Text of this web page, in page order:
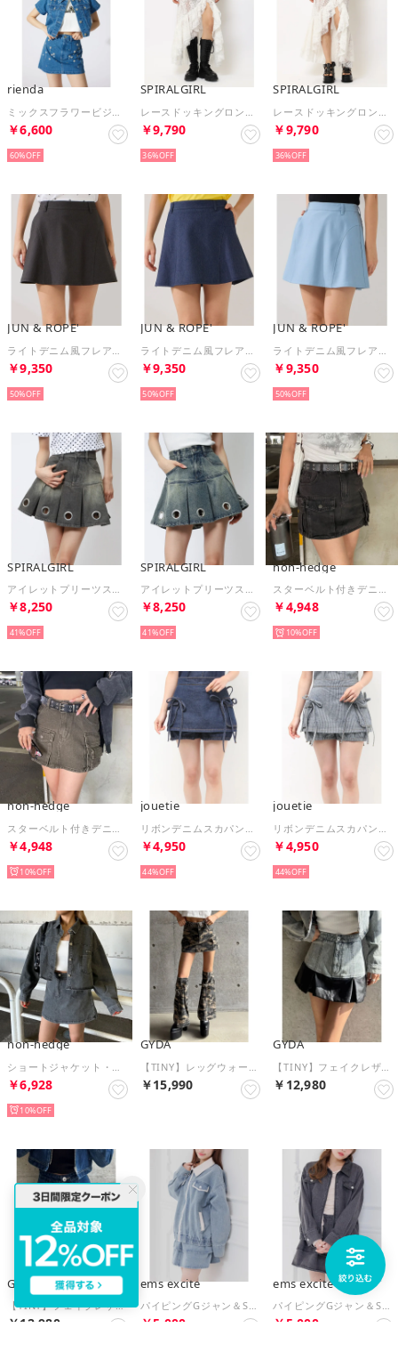
rienda
￥6,600
60%
SPIRALGIRL
￥9,790
36%
SPIRALGIRL
￥9,790
36%
JUN & ROPE'
￥9,350
50%
JUN & ROPE'
￥9,350
50%
JUN & ROPE'
￥9,350
50%
SPIRALGIRL
アイレットプリーツスカート （ブラックデニム）
￥8,250
41%
SPIRALGIRL
アイレットプリーツスカート （デニムブルー）
￥8,250
41%
non-hedge
スターベルト付きデニムカーゴミニスカート （ブラック）
￥4,948
10%
non-hedge
￥4,948
10%
jouetie
￥4,950
44%
jouetie
￥4,950
44%
non-hedge
￥6,928
10%
GYDA
￥15,990
GYDA
￥12,980
GYDA
【TINY】フェイクレザードッキングデニムスカートライクショートパンツ （インディゴ）
￥12,980
ems excite
パイピングGジャン＆SKセット （BLU1）
￥5,000
ems excite
パイピングGジャン＆SKセット （BLK1）
￥5,000